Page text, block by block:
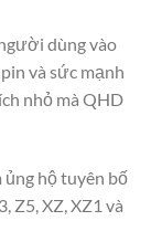
dùng vào
và sức mạnh
nhỏ mà QHD
ủng hộ tuyên bố
Z5, XZ, XZ1 và